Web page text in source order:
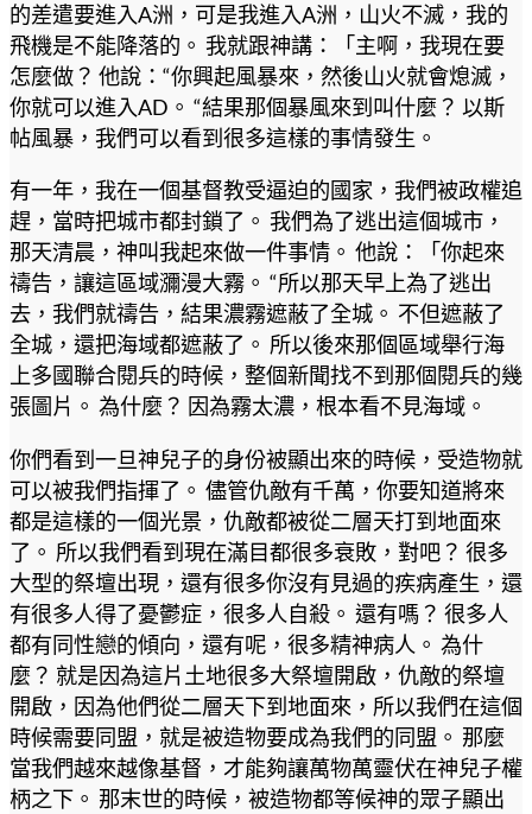
的差遣要進入A洲，可是我進入A洲，山火不滅，我的
飛機是不能降落的。 我就跟神講：「主啊，我現在要
怎麼做？ 他說：“你興起風暴來，然後山火就會熄滅，
你就可以進入AD。 “結果那個暴風來到叫什麼？ 以斯
帖風暴，我們可以看到很多這樣的事情發生。
有一年，我在一個基督教受逼迫的國家，我們被政權追
趕，當時把城市都封鎖了。 我們為了逃出這個城市，
那天清晨，神叫我起來做一件事情。 他說：「你起來
禱告，讓這區域瀰漫大霧。 “所以那天早上為了逃出
去，我們就禱告，結果濃霧遮蔽了全城。 不但遮蔽了
全城，還把海域都遮蔽了。 所以後來那個區域舉行海
上多國聯合閱兵的時候，整個新聞找不到那個閱兵的幾
張圖片。 為什麼？ 因為霧太濃，根本看不見海域。
你們看到一旦神兒子的身份被顯出來的時候，受造物就
可以被我們指揮了。 儘管仇敵有千萬，你要知道將來
都是這樣的一個光景，仇敵都被從二層天打到地面來
了。 所以我們看到現在滿目都很多衰敗，對吧？ 很多
大型的祭壇出現，還有很多你沒有見過的疾病產生，還
有很多人得了憂鬱症，很多人自殺。 還有嗎？ 很多人
都有同性戀的傾向，還有呢，很多精神病人。 為什
麼？ 就是因為這片土地很多大祭壇開啟，仇敵的祭壇
開啟，因為他們從二層天下到地面來，所以我們在這個
時候需要同盟，就是被造物要成為我們的同盟。 那麼
當我們越來越像基督，才能夠讓萬物萬靈伏在神兒子權
柄之下。 那末世的時候，被造物都等候神的眾子顯出